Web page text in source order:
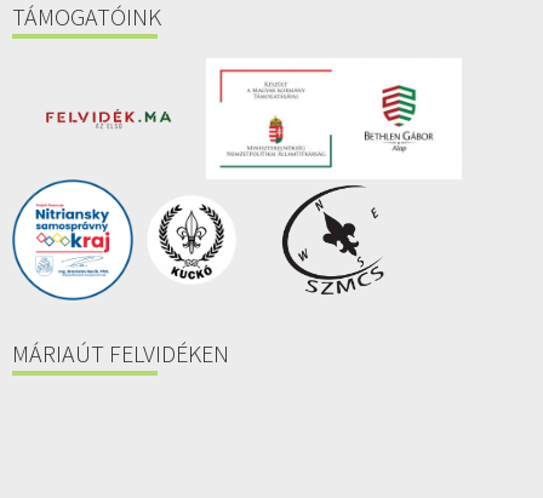
TÁMOGATÓINK
MÁRIAÚT FELVIDÉKEN